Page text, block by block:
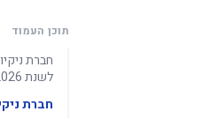
תוכן העמוד
חברת
לשנת 2026
חברת